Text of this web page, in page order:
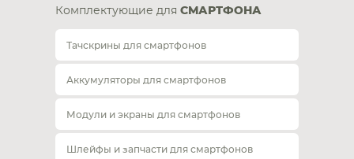
Комплектующие для СМАРТФОНА
Тачскрины для смартфонов
Аккумуляторы для смартфонов
Модули и экраны для смартфонов
Шлейфы и запчасти для смартфонов